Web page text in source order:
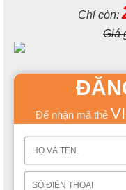
mẫu sản phẩm này
lên xuống chắc chắn
Chỉ còn:
Giá
Để nhận mã thẻ